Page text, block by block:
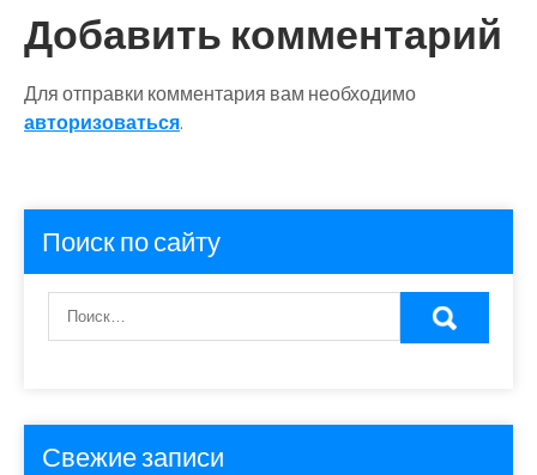
записям
Добавить комментарий
Для отправки комментария вам необходимо
авторизоваться.
Поиск по сайту
Свежие записи